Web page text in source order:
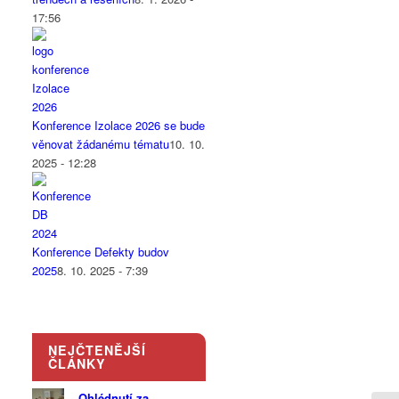
17:56
Konference Izolace 2026 se bude
věnovat žádanému tématu10. 10.
2025 - 12:28
Konference Defekty budov
20258. 10. 2025 - 7:39
NEJČTENĚJŠÍ
ČLÁNKY